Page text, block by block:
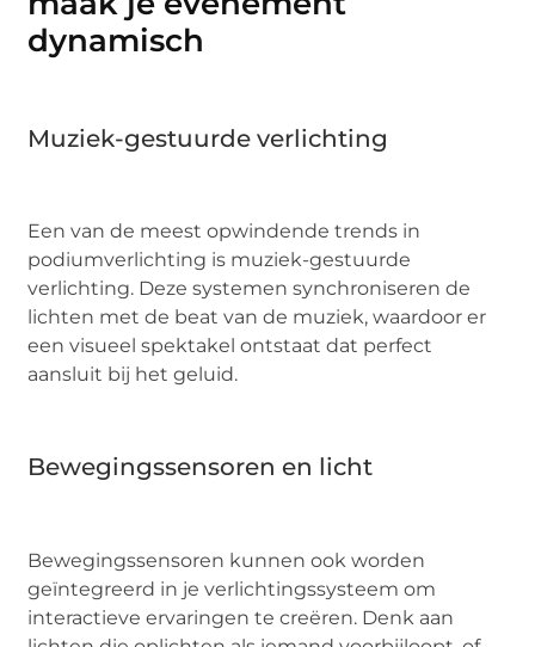
dynamisch
Muziek-gestuurde verlichting
Een van de meest opwindende trends in
podiumverlichting is muziek-gestuurde
verlichting. Deze systemen synchroniseren de
lichten met de beat van de muziek, waardoor er
een visueel spektakel ontstaat dat perfect
aansluit bij het geluid.
Bewegingssensoren en licht
Bewegingssensoren kunnen ook worden
geïntegreerd in je verlichtingssysteem om
interactieve ervaringen te creëren. Denk aan